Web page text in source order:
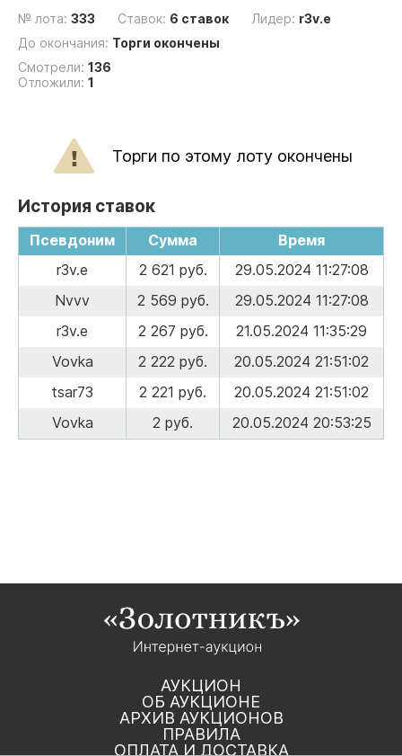
№ лота: 333 Ставок: 6 ставок Лидер: r3v.e
До окончания: Торги окончены
Смотрели: 136
Отложили: 1
Торги по этому лоту окончены
История ставок
Псевдоним Сумма
Время
r3v.e
2 621 руб.
29.05.2024 11:27:08
Nvvv
2 569 руб.
29.05.2024 11:27:08
r3v.e
2 267 руб.
21.05.2024 11:35:29
Vovka
2 222 руб.
20.05.2024 21:51:02
tsar73
2 221 руб.
20.05.2024 21:51:02
Vovka
2 руб. 20.05.2024 20:53:25
АУКЦИОН
ОБ АУКЦИОНЕ
АРХИВ АУКЦИОНОВ
ПРАВИЛА
ОПЛАТА И ДОСТАВКА